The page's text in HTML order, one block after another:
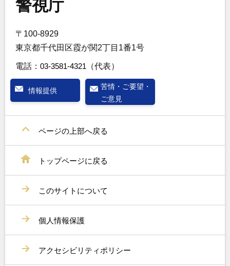
警視庁
〒100-8929
東京都千代田区霞が関2丁目1番1号
電話： 03-3581-4321 （代表）
情報提供
苦情・ご要望・
ご意見
ページの上部へ戻る
トップページに戻る
このサイトについて
個人情報保護
アクセシビリティポリシー